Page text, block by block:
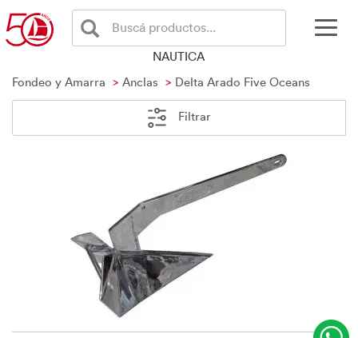
Buscá productos...
NAUTICA
Fondeo y Amarra
Anclas Delta Arado Five Oceans
Filtrar